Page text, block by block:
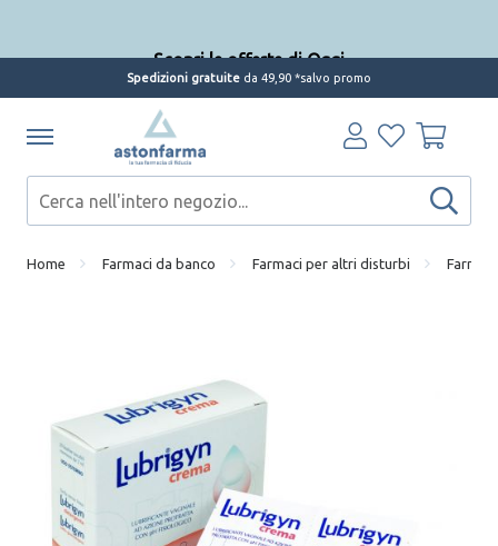
Spedizioni gratuite da 49,90 *salvo promo
Home Farmaci da banco Farmaci per altri disturbi